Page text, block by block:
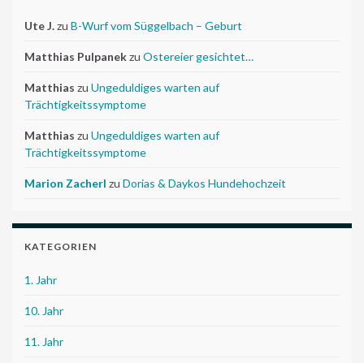
Ute J.zu B-Wurf vom Süggelbach – Geburt
Matthias Pulpanekzu Ostereier gesichtet…
Matthias zu Ungeduldiges warten auf
Trächtigkeitssymptome
Matthias zu Ungeduldiges warten auf
Trächtigkeitssymptome
Marion Zacherl zu Dorias & Daykos Hundehochzeit
KATEGORIEN
1. Jahr
10. Jahr
11. Jahr